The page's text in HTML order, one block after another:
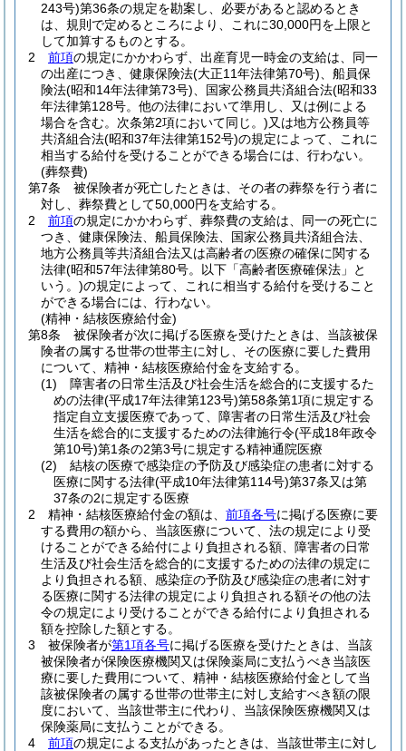
243号)第36条の規定を勘案し、必要があると認めるとき
は、規則で定めるところにより、これに30,000円を上限と
して加算するものとする。
2
前項の規定にかかわらず、出産育児一時金の支給は、同一
の出産につき、健康保険法(大正11年法律第70号) 、船員保
険法(昭和14年法律第73号) 、国家公務員共済組合法(昭和33
年法律第128号。他の法律において準用し、又は例による
場合を含む。次条第2項において同じ。)又は地方公務員等
共済組合法(昭和37年法律第152号)の規定によって、これに
相当する給付を受けることができる場合には、行わない。
(葬祭費)
第7条
被保険者が死亡したときは、その者の葬祭を行う者に
対し、葬祭費として50,000円を支給する。
2
前項の規定にかかわらず、葬祭費の支給は、同一の死亡に
つき、健康保険法、船員保険法、国家公務員共済組合法、
地方公務員等共済組合法又は高齢者の医療の確保に関する
法律(昭和57年法律第80号。以下「高齢者医療確保法」と
いう。)の規定によって、これに相当する給付を受けること
ができる場合には、行わない。
(精神・結核医療給付金)
第8条
被保険者が次に掲げる医療を受けたときは、当該被保
険者の属する世帯の世帯主に対し、その医療に要した費用
について、精神・結核医療給付金を支給する。
(1)
障害者の日常生活及び社会生活を総合的に支援するた
めの法律(平成17年法律第123号)第58条第1項に規定する
指定自立支援医療であって、障害者の日常生活及び社会
生活を総合的に支援するための法律施行令(平成18年政令
第10号)第1条の2第3号に規定する精神通院医療
(2)
結核の医療で感染症の予防及び感染症の患者に対する
医療に関する法律(平成10年法律第114号)第37条又は第
37条の2に規定する医療
2
精神・結核医療給付金の額は、 前項各号に掲げる医療に要
する費用の額から、当該医療について、法の規定により受
けることができる給付により負担される額、障害者の日常
生活及び社会生活を総合的に支援するための法律の規定に
より負担される額、感染症の予防及び感染症の患者に対す
る医療に関する法律の規定により負担される額その他の法
令の規定により受けることができる給付により負担される
額を控除した額とする。
3
被保険者が第1項各号に掲げる医療を受けたときは、当該
被保険者が保険医療機関又は保険薬局に支払うべき当該医
療に要した費用について、精神・結核医療給付金として当
該被保険者の属する世帯の世帯主に対し支給すべき額の限
度において、当該世帯主に代わり、当該保険医療機関又は
保険薬局に支払うことができる。
4
前項の規定による支払があったときは、当該世帯主に対し